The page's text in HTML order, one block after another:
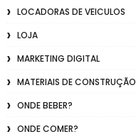
LOCADORAS DE VEICULOS
LOJA
MARKETING DIGITAL
MATERIAIS DE CONSTRUÇÃO
ONDE BEBER?
ONDE COMER?